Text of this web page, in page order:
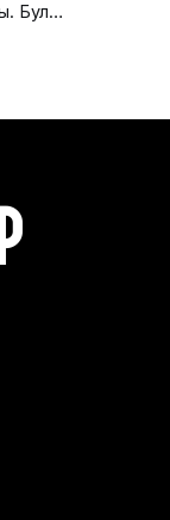
Бул